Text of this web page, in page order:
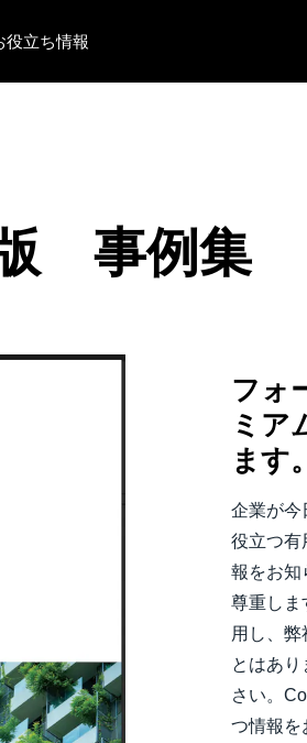
役立ち情報
Deutschland
Sweden (English)
Denmark (English)
Finland (English)
Belgium (English)
España (Español)
Norway (English)
版 事例集
フォ
ミア
ます。
企業が今
役立つ有
報をお知
尊重しま
用し、
とはあ
さい。
つ情報を